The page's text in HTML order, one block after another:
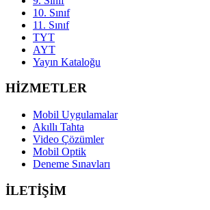
10. Sınıf
11. Sınıf
TYT
AYT
Yayın Kataloğu
HİZMETLER
Mobil Uygulamalar
Akıllı Tahta
Video Çözümler
Mobil Optik
Deneme Sınavları
İLETİŞİM